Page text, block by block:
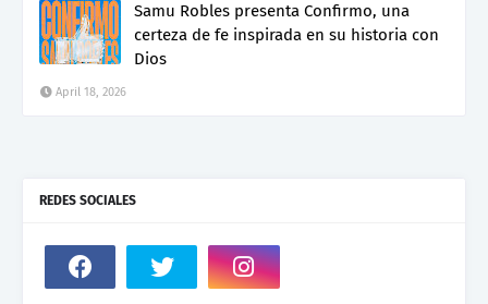
Samu Robles presenta Confirmo, una
certeza de fe inspirada en su historia con
Dios
April 18, 2026
REDES SOCIALES